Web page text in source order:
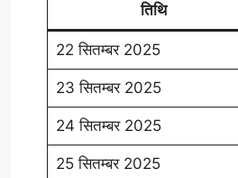
तिथि
22 सितम्बर 2025
23 सितम्बर 2025
24 सितम्बर 2025
25 सितम्बर 2025